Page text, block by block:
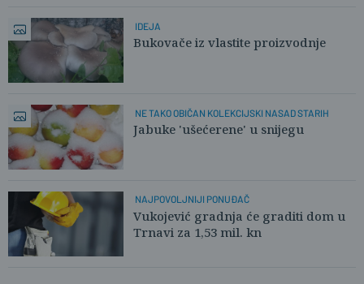
IDEJA
Bukovače iz vlastite proizvodnje
NE TAKO OBIČAN KOLEKCIJSKI NASAD STARIH
Jabuke 'ušećerene' u snijegu
NAJPOVOLJNIJI PONUĐAČ
Vukojević gradnja će graditi dom u
Trnavi za 1,53 mil. kn